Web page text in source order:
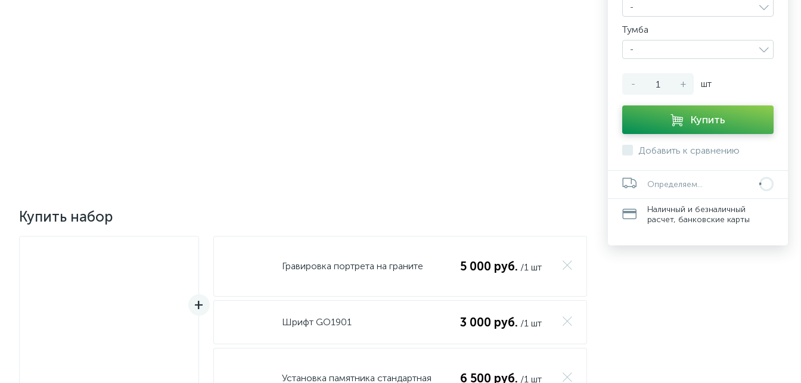
Купить набор
Гравировка портрета на граните 5 000 руб. /1 шт
Шрифт GO1901 3 000 руб. /1 шт
Установка памятника стандартная 6 500 руб. /1 шт
-
Тумба
-
- + шт
Купить
Добавить к сравнению
Определяем...
Наличный и безналичный
расчет, банковские карты